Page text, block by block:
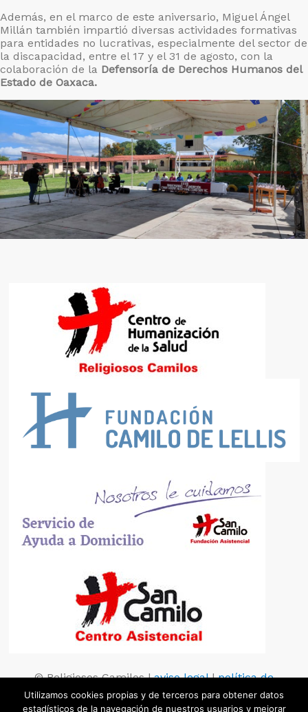
Además, en el marco de este aniversario, Miguel Ángel
Millán también impartió diversas actividades formativas
para entidades no lucrativas, especialmente del sector de
la discapacidad, entre el 17 y el 31 de agosto, con la
colaboración de la Defensoría de Derechos Humanos del
Estado de Oaxaca.
© Religiosos Camilos |aviso legal|política de
privacidad|política de cookies
Utilizamos cookies propias y de terceros para obtener datos
estadísticos de la navegación de nuestros usuarios y mejorar